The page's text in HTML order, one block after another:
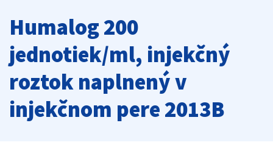
Humalog 200
jednotiek/ml, injekčný
roztok naplnený v
injekčnom pere 2013B